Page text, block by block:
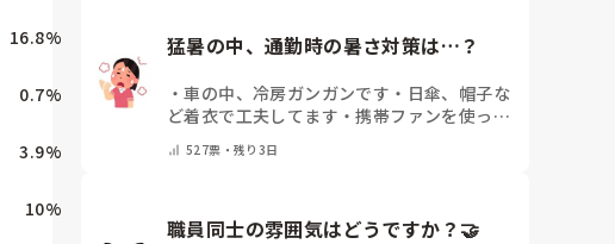
16.8%
0.7%
3.9%
10%
猛暑の中、通勤時の暑さ対策は…？
・車の中、冷房ガンガンです ・ 日傘、帽子な
ど着衣で工夫してます ・携帯ファンを使って
対策はしていません
527票・残り3日
職員同士の雰囲気はどうですか？🤝